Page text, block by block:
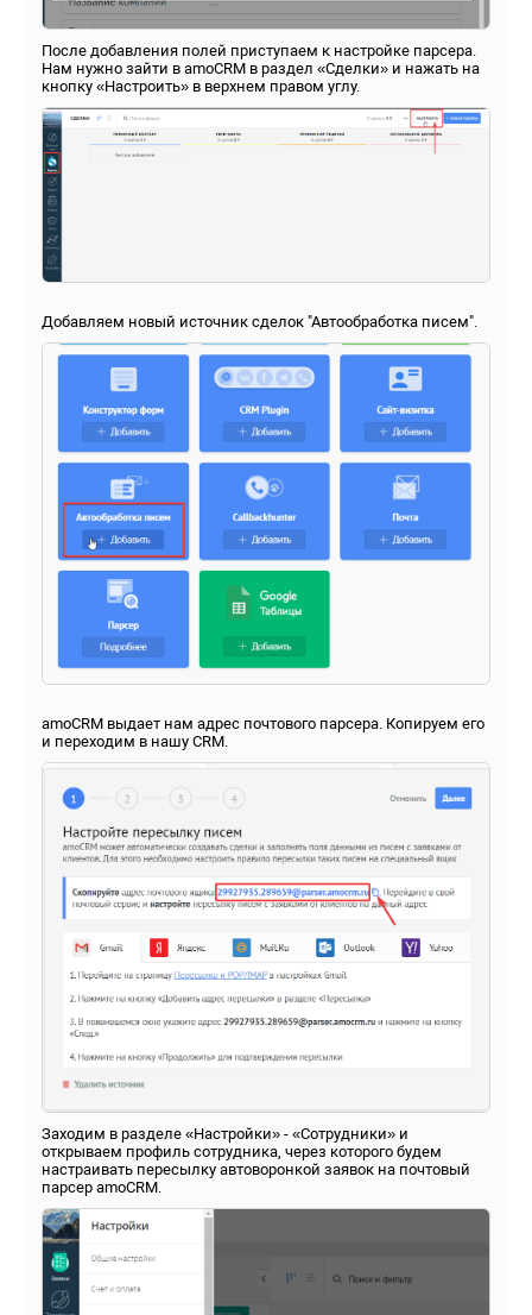
После добавления полей приступаем к настройке парсера.
Нам нужно зайти в amoCRM в раздел «Сделки» и нажать на
кнопку «Настроить» в верхнем правом углу.
Добавляем новый источник сделок "Автообработка писем".
amoCRM выдает нам адрес почтового парсера. Копируем его
и переходим в нашу CRM.
Заходим в разделе «Настройки» - «Сотрудники» и
открываем профиль сотрудника, через которого будем
настраивать пересылку автоворонкой заявок на почтовый
парсер amoCRM.